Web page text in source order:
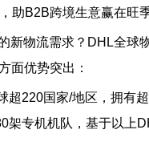
助B2B跨境生意赢在旺
新物流需求？DHL全球
面优势突出：
超220国家/地区，拥有
架专机机队，基于以上